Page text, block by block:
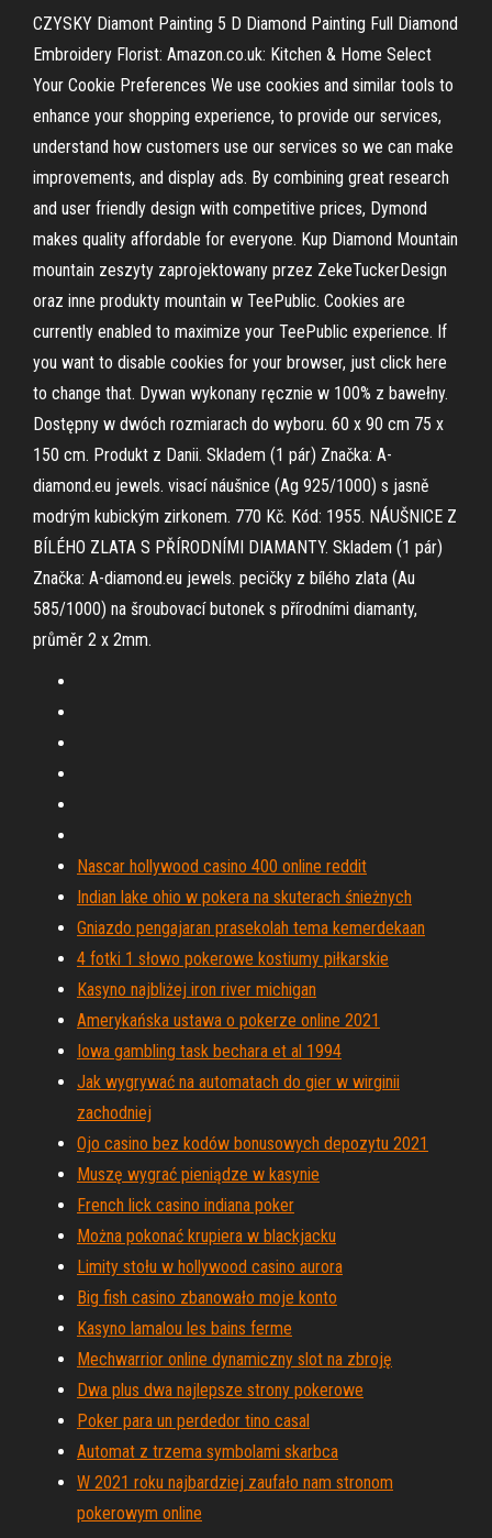
CZYSKY Diamont Painting 5 D Diamond Painting Full Diamond
Embroidery Florist: Amazon.co.uk: Kitchen & Home Select
Your Cookie Preferences We use cookies and similar tools to
enhance your shopping experience, to provide our services,
understand how customers use our services so we can make
improvements, and display ads. By combining great research
and user friendly design with competitive prices, Dymond
makes quality affordable for everyone. Kup Diamond Mountain
mountain zeszyty zaprojektowany przez ZekeTuckerDesign
oraz inne produkty mountain w TeePublic. Cookies are
currently enabled to maximize your TeePublic experience. If
you want to disable cookies for your browser, just click here
to change that. Dywan wykonany ręcznie w 100% z bawełny.
Dostępny w dwóch rozmiarach do wyboru. 60 x 90 cm 75 x
150 cm. Produkt z Danii. Skladem (1 pár) Značka: A-
diamond.eu jewels. visací náušnice (Ag 925/1000) s jasně
modrým kubickým zirkonem. 770 Kč. Kód: 1955. NÁUŠNICE Z
BÍLÉHO ZLATA S PŘÍRODNÍMI DIAMANTY. Skladem (1 pár)
Značka: A-diamond.eu jewels. pecičky z bílého zlata (Au
585/1000) na šroubovací butonek s přírodními diamanty,
průměr 2 x 2mm.
Nascar hollywood casino 400 online reddit
Indian lake ohio w pokera na skuterach śnieżnych
Gniazdo pengajaran prasekolah tema kemerdekaan
4 fotki 1 słowo pokerowe kostiumy piłkarskie
Kasyno najbliżej iron river michigan
Amerykańska ustawa o pokerze online 2021
Iowa gambling task bechara et al 1994
Jak wygrywać na automatach do gier w wirginii
zachodniej
Ojo casino bez kodów bonusowych depozytu 2021
Muszę wygrać pieniądze w kasynie
French lick casino indiana poker
Można pokonać krupiera w blackjacku
Limity stołu w hollywood casino aurora
Big fish casino zbanowało moje konto
Kasyno lamalou les bains ferme
Mechwarrior online dynamiczny slot na zbroję
Dwa plus dwa najlepsze strony pokerowe
Poker para un perdedor tino casal
Automat z trzema symbolami skarbca
W 2021 roku najbardziej zaufało nam stronom
pokerowym online